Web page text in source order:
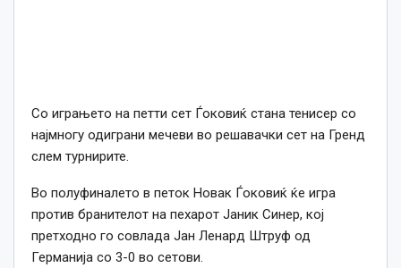
Со играњето на петти сет Ѓоковиќ стана тенисер со
најмногу одиграни мечеви во решавачки сет на Гренд
слем турнирите.
Во полуфиналето в петок Новак Ѓоковиќ ќе игра
против бранителот на пехарот Јаник Синер, кој
претходно го совлада Јан Ленард Штруф од
Германија со 3-0 во сетови.